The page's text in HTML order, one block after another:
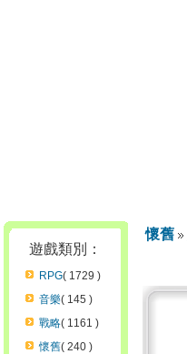
遊戲類別：
RPG( 1729 )
音樂( 145 )
戰略( 1161 )
懷舊( 240 )
懷舊